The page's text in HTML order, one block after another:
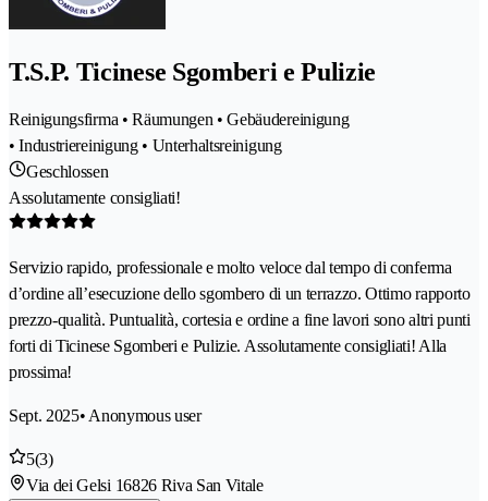
T.S.P. Ticinese Sgomberi e Pulizie
Reinigungsfirma • Räumungen • Gebäudereinigung
• Industriereinigung • Unterhaltsreinigung
Geschlossen
Assolutamente consigliati!
Servizio rapido, professionale e molto veloce dal tempo di conferma
d’ordine all’esecuzione dello sgombero di un terrazzo. Ottimo rapporto
prezzo-qualità. Puntualità, cortesia e ordine a fine lavori sono altri punti
forti di Ticinese Sgomberi e Pulizie. Assolutamente consigliati! Alla
prossima!
Sept. 2025• Anonymous user
5(3)
Via dei Gelsi 16826 Riva San Vitale